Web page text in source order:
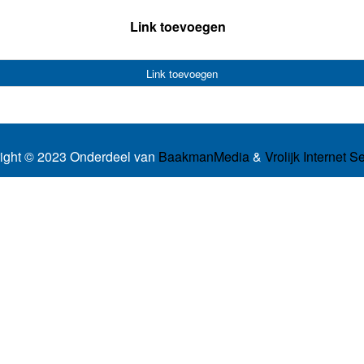
Link toevoegen
Link toevoegen
© 2023 Onderdeel van BaakmanMedia& Vrolijk Internet